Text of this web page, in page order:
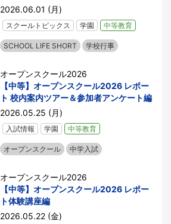
2026.06.01 (月)
スクールトピックス 学園 中等教育
SCHOOL LIFE SHORT 学校行事
オープンスクール2026
【中等】オープンスクール2026 レポー
ト 校内案内ツアー＆参加者アンケート編
2026.05.25 (月)
入試情報 学園 中等教育
オープンスクール 中学入試
オープンスクール2026
【中等】オープンスクール2026 レポー
ト体験講座編
2026.05.22 (金)